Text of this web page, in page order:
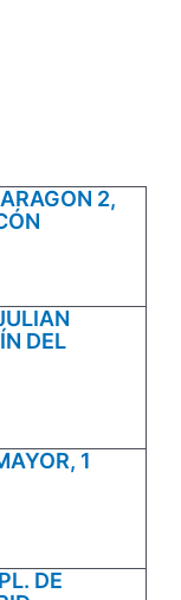
2,
DEL
1
DE